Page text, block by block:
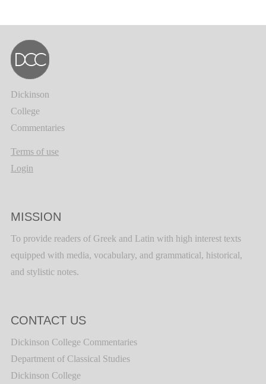
Dickinson
College
Commentaries
Terms of use
Login
MISSION
To provide readers of Greek and Latin with high interest texts
equipped with media, vocabulary, and grammatical, historical,
and stylistic notes.
CONTACT US
Dickinson College Commentaries
Department of Classical Studies
Dickinson College